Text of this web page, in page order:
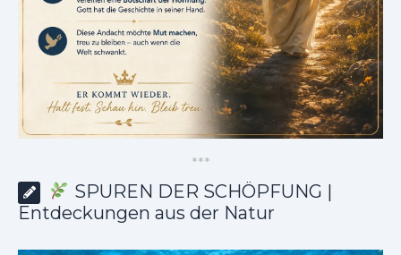
***
SPUREN DER SCHÖPFUNG |
Entdeckungen aus der Natur